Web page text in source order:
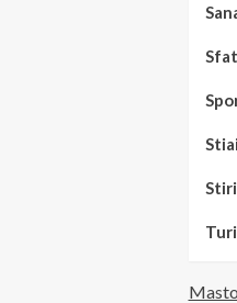
Stiri